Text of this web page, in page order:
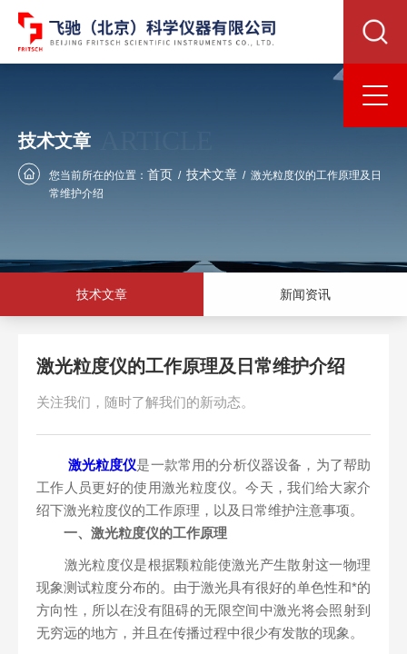
技术文章
您当前所在的位置： 首页 / 技术文章 / 激光粒度仪的工作原理及日
常维护介绍
技术文章 新闻资讯
激光粒度仪的工作原理及日常维护介绍
关注我们，随时了解我们的新动态。
激光粒度仪是一款常用的分析仪器设备，为了帮助
工作人员更好的使用激光粒度仪。今天，我们给大家介
绍下激光粒度仪的工作原理，以及日常维护注意事项。
一、激光粒度仪的工作原理
激光粒度仪是根据颗粒能使激光产生散射这一物理
现象测试粒度分布的。由于激光具有很好的单色性和*的
方向性，所以在没有阻碍的无限空间中激光将会照射到
无穷远的地方，并且在传播过程中很少有发散的现象。